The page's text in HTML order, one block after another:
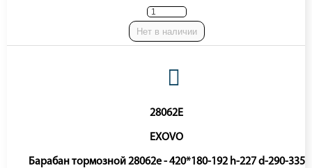
Нет в наличии
28062E
EXOVO
Барабан тормозной 28062e - 420*180-192 h-227 d-290-335